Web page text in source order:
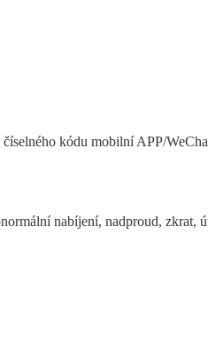
kódu mobilní APP/
nabíjení, nadproud, zkrat,